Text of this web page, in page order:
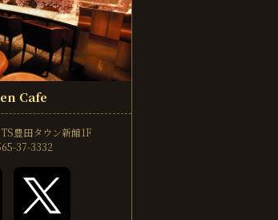
Cafe
豊田タウン新館1F
37-3332